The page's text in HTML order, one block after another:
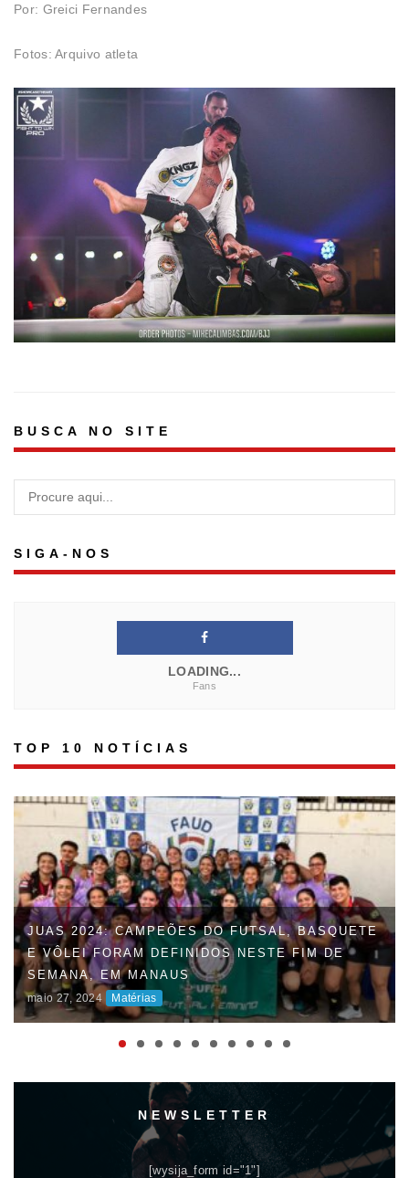
Por: Greici Fernandes
Fotos: Arquivo atleta
BUSCA NO SITE
SIGA-NOS
LOADING...
Fans
TOP 10 NOTÍCIAS
FAUD DÁ INÍCIO À 47ª EDIÇÃO DOS JOGOS
UNIVERSITÁRIOS DO AMAZONAS (JUAS) E
DISPUTAS ACIRRADAS MARCAM O INÍCIO DA
JUAS 2024: CAMPEÕES DO FUTSAL, BASQUETE
E VÔLEI FORAM DEFINIDOS NESTE FIM DE
SEMANA, EM MANAUS
maio 27, 2024 Matérias
NEWSLETTER
[wysija_form id="1"]